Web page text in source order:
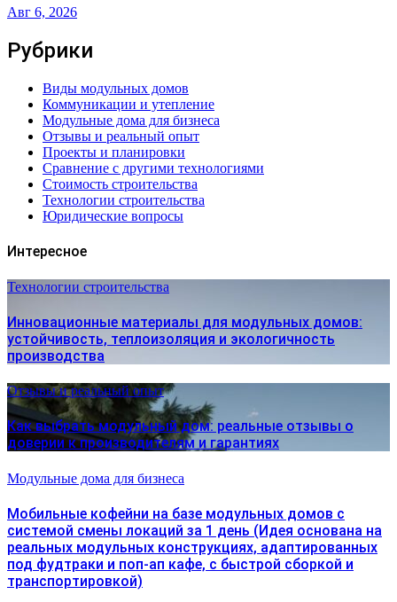
Авг 6, 2026
Рубрики
Виды модульных домов
Коммуникации и утепление
Модульные дома для бизнеса
Отзывы и реальный опыт
Проекты и планировки
Сравнение с другими технологиями
Стоимость строительства
Технологии строительства
Юридические вопросы
Интересное
Технологии строительства
Инновационные материалы для модульных домов:
устойчивость, теплоизоляция и экологичность
производства
Отзывы и реальный опыт
Как выбрать модульный дом: реальные отзывы о
доверии к производителям и гарантиях
Модульные дома для бизнеса
Мобильные кофейни на базе модульных домов с
системой смены локаций за 1 день (Идея основана на
реальных модульных конструкциях, адаптированных
под фудтраки и поп-ап кафе, с быстрой сборкой и
транспортировкой)